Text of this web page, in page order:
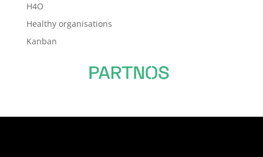
H4O
Healthy organisations
Kanban